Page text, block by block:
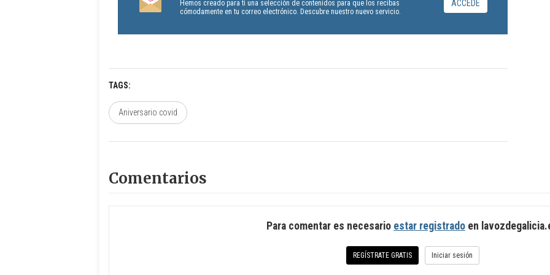
Hemos creado para ti una selección de contenidos para que los recibas
cómodamente en tu correo electrónico. Descubre nuestro nuevo servicio.
ACCEDE
TAGS
Aniversario covid
Comentarios
Para comentar es necesario estar registrado en
REGÍSTRATE GRATIS Iniciar sesión